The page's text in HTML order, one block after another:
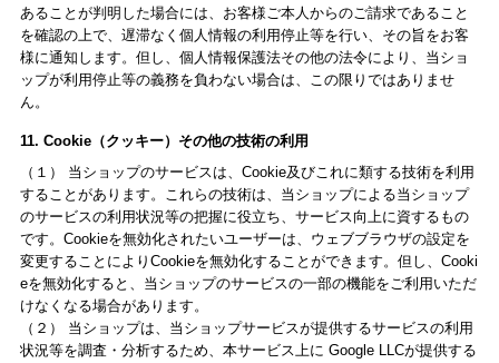
あることが判明した場合には、お客様ご本人からのご請求であること
を確認の上で、遅滞なく個人情報の利用停止等を行い、その旨をお客
様に通知します。但し、個人情報保護法その他の法令により、当ショ
ップが利用停止等の義務を負わない場合は、この限りではありませ
ん。
11. Cookie（クッキー）その他の技術の利用
（１） 当ショップのサービスは、Cookie及びこれに類する技術を利用
することがあります。これらの技術は、当ショップによる当ショップ
のサービスの利用状況等の把握に役立ち、サービス向上に資するもの
です。Cookieを無効化されたいユーザーは、ウェブブラウザの設定を
変更することによりCookieを無効化することができます。但し、Cooki
eを無効化すると、当ショップのサービスの一部の機能をご利用いただ
けなくなる場合があります。
（２） 当ショップは、当ショップサービスが提供するサービスの利用
状況等を調査・分析するため、本サービス上に Google LLCが提供する